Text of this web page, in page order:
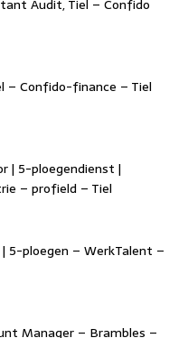
Audit, Tiel – Confido
– Confido-finance – Tiel
| 5-ploegendienst |
– profield – Tiel
5-ploegen – WerkTalent –
Manager – Brambles –